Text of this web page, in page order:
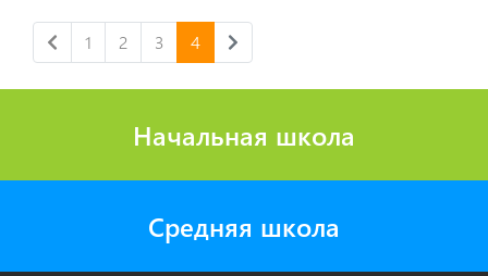
1 2 3 4
Начальная школа
Средняя школа